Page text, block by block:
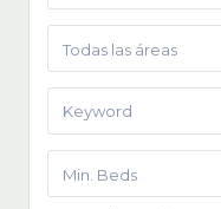
Todas las áreas
Min. Beds